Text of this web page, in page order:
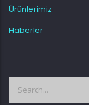
Ürünlerimiz
Haberler